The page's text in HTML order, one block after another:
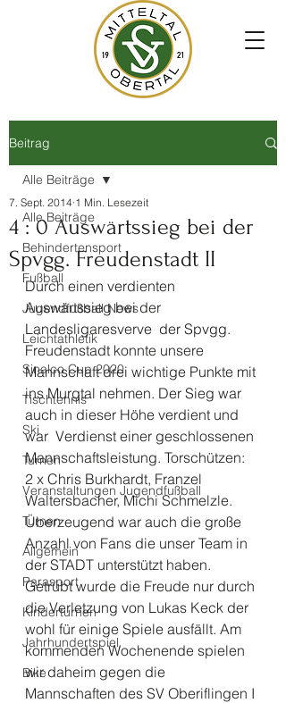
Beitrag
Alle Beiträge
Behindertensport
Fußball
Jugendfußball News
Leichtathletik
Sinalco Cup 2020
Tischtennis
Ski
Turnen
Veranstaltungen Jugendfußball
Turnen
Allgemein
Parasport
Kinderturnen
Jahrhundertspiel
Bike
Alle Beiträge
4 : 0 Auswärtssieg bei der
Spvgg. Freudenstadt II
7. Sept. 2014 1 Min. Lesezeit
Durch einen verdienten
Auswärtssieg bei der
Landesligaresverve  der Spvgg.
Freudenstadt konnte unsere
Mannschaft drei wichtige Punkte mit
ins Murgtal nehmen. Der Sieg war
auch in dieser Höhe verdient und
war  Verdienst einer geschlossenen
Mannschaftsleistung. Torschützen:
2 x Chris Burkhardt, Franzel
Waltersbacher, Michi Schmelzle.
Überzeugend war auch die große
Anzahl von Fans die unser Team in
der STADT unterstützt haben.
Getrübt wurde die Freude nur durch
die Verletzung von Lukas Keck der
wohl für einige Spiele ausfällt. Am
kommenden Wochenende spielen
wir daheim gegen die
Mannschaften des SV Oberiflingen I